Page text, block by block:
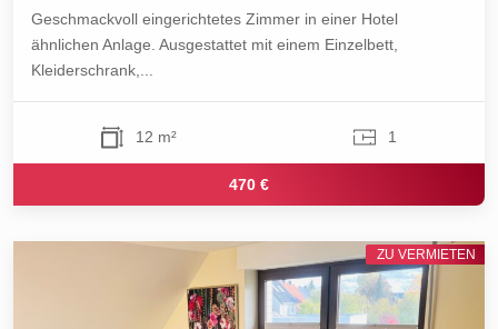
Geschmackvoll eingerichtetes Zimmer in einer Hotel
ähnlichen Anlage. Ausgestattet mit einem Einzelbett,
Kleiderschrank,...
12 m² 1
470 €
ZU VERMIETEN